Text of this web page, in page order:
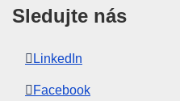
Sledujte nás
LinkedIn
Facebook